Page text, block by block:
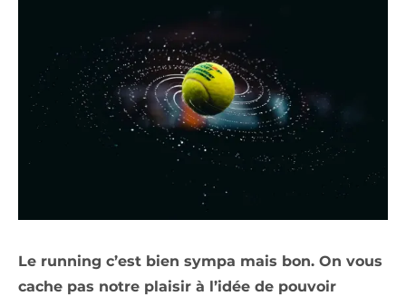
Le running c’est bien sympa mais bon. On vous
cache pas notre plaisir à l’idée de pouvoir